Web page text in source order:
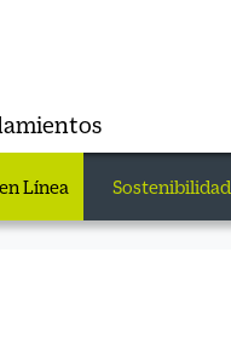
Línea Sostenibilidad